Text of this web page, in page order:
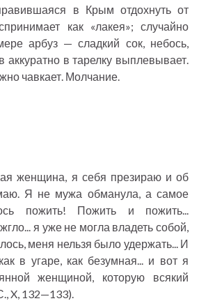
в Крым отдохнуть от
как «лакея»; случайно
арбуз — сладкий сок, небось,
аккуратно в тарелку выплевывает.
чавкает. Молчание.
женщина, я себя презираю и об
Я не мужа обманула, а самое
пожить! Пожить и пожить...
я уже не могла владеть собой,
меня нельзя было удержать... И
в угаре, как безумная... и вот я
женщиной, которую всякий
X, 132—133).